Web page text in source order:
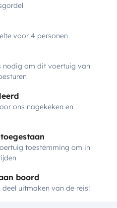
voor 4 personen
nodig om dit voertuig van
ons nagekeken en
toestemming om in
boord
uitmaken van de reis!